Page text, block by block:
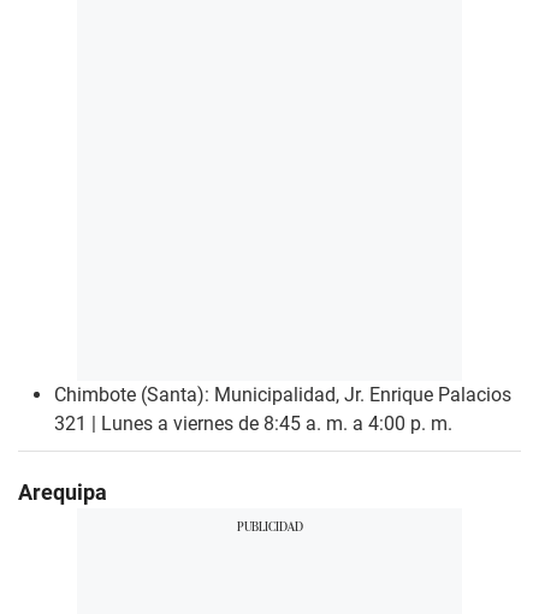
Chimbote (Santa): Municipalidad, Jr. Enrique Palacios
321 | Lunes a viernes de 8:45 a. m. a 4:00 p. m.
Arequipa